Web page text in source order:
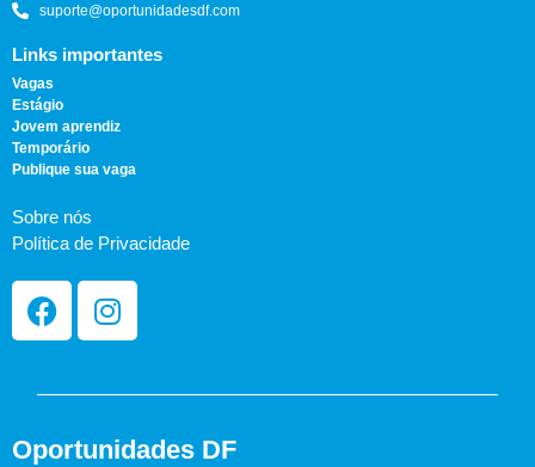
suporte@oportunidadesdf.com
Links importantes
Vagas
Estágio
Jovem aprendiz
Temporário
Publique sua vaga
Sobre nós
Política de Privacidade
Oportunidades DF